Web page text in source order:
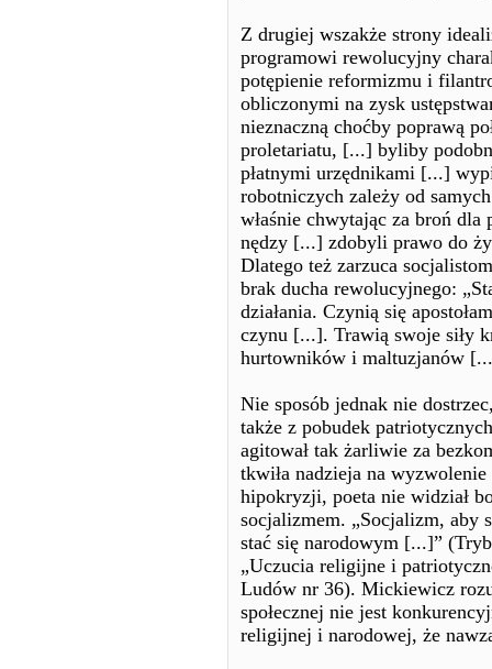
Z drugiej wszakże strony
programowi rewolucyjny
potępienie reformizmu i
obliczonymi na zysk
nieznaczną choćby poprawą
proletariatu, [...] byliby
płatnymi urzędnikami [...]
robotniczych zależy od
właśnie chwytając za broń dla
nędzy [...] zdobyli prawo do
Dlatego też zarzuca
brak ducha rewolucyjnego:
działania. Czynią się
czynu [...]. Trawią swoje siły
hurtowników i maltuzjanów
Nie sposób jednak nie
także z pobudek
agitował tak żarliwie za
tkwiła nadzieja na
hipokryzji, poeta nie widział
socjalizmem. „Socjalizm, aby
stać się narodowym [...]”
„Uczucia religijne i
Ludów nr 36). Mickiewicz
społecznej nie jest
religijnej i narodowej, że